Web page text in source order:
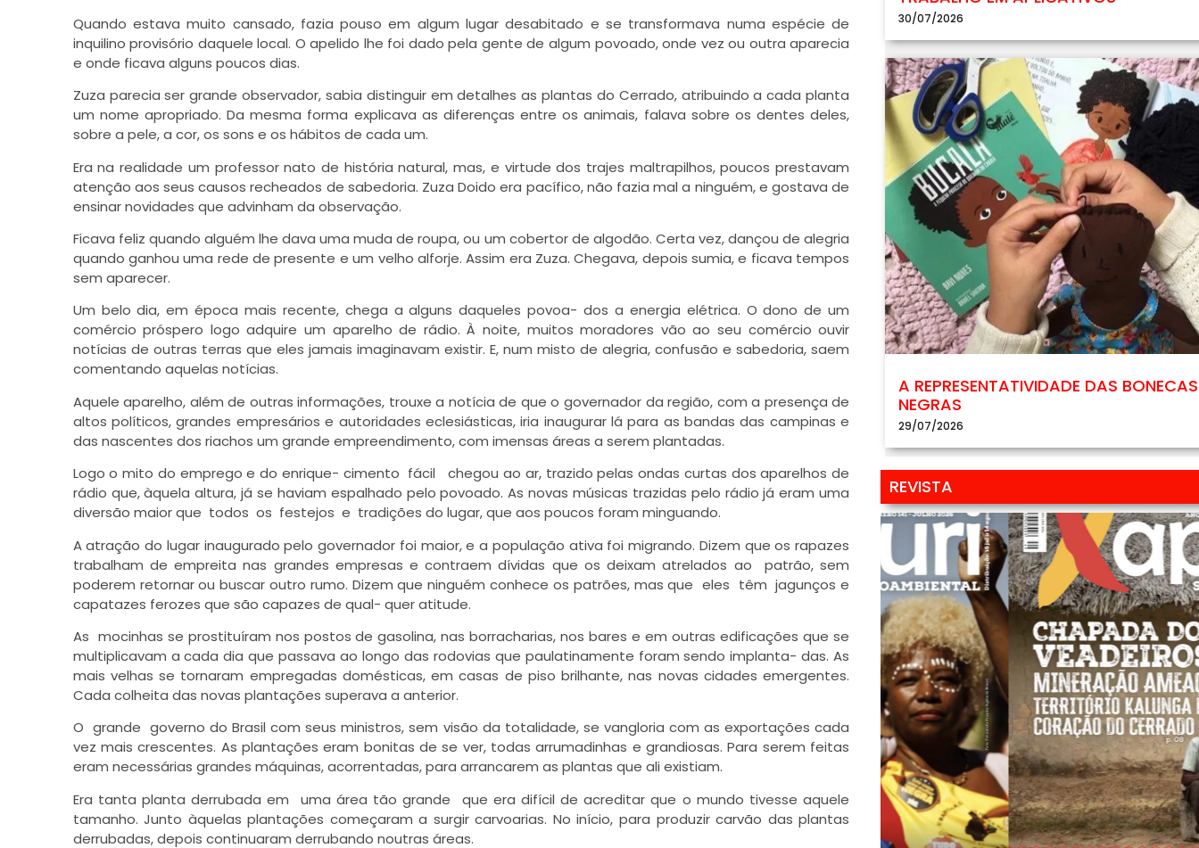
Quando estava muito cansado, fazia pouso em algum lugar desabitado e se transformava numa espécie de
inquilino provisório daquele local. O apelido lhe foi dado pela gente de algum povoado, onde vez ou outra aparecia
e onde ficava alguns poucos dias.
Zuza parecia ser grande observador, sabia distinguir em detalhes as plantas do Cerrado, atribuindo a cada planta
um nome apropriado. Da mesma forma explicava as diferenças entre os animais, falava sobre os dentes deles,
sobre a pele, a cor, os sons e os hábitos de cada um.
Era na realidade um professor nato de história natural, mas, e virtude dos trajes maltrapilhos, poucos prestavam
atenção aos seus causos recheados de sabedoria. Zuza Doido era pacífico, não fazia mal a ninguém, e gostava de
ensinar novidades que advinham da observação.
Ficava feliz quando alguém lhe dava uma muda de roupa, ou um cobertor de algodão. Certa vez, dançou de alegria
quando ganhou uma rede de presente e um velho alforje. Assim era Zuza. Chegava, depois sumia, e ficava tempos
sem aparecer.
Um belo dia, em época mais recente, chega a alguns daqueles povoa- dos a energia elétrica. O dono de um
comércio próspero logo adquire um aparelho de rádio. À noite, muitos moradores vão ao seu comércio ouvir
notícias de outras terras que eles jamais imaginavam existir. E, num misto de alegria, confusão e sabedoria, saem
comentando aquelas notícias.
Aquele aparelho, além de outras informações, trouxe a notícia de que o governador da região, com a presença de
altos políticos, grandes empresários e autoridades eclesiásticas, iria inaugurar lá para as bandas das campinas e
das nascentes dos riachos um grande empreendimento, com imensas áreas a serem plantadas.
Logo o mito do emprego e do enrique- cimento fácil chegou ao ar, trazido pelas ondas curtas dos aparelhos de
rádio que, àquela altura, já se haviam espalhado pelo povoado. As novas músicas trazidas pelo rádio já eram uma
diversão maior que todos os festejos e tradições do lugar, que aos poucos foram minguando.
A atração do lugar inaugurado pelo governador foi maior, e a população ativa foi migrando. Dizem que os rapazes
trabalham de empreita nas grandes empresas e contraem dívidas que os deixam atrelados ao patrão, sem
poderem retornar ou buscar outro rumo. Dizem que ninguém conhece os patrões, mas que eles têm jagunços e
capatazes ferozes que são capazes de qual- quer atitude.
As mocinhas se prostituíram nos postos de gasolina, nas borracharias, nos bares e em outras edificações que se
multiplicavam a cada dia que passava ao longo das rodovias que paulatinamente foram sendo implanta- das. As
mais velhas se tornaram empregadas domésticas, em casas de piso brilhante, nas novas cidades emergentes.
Cada colheita das novas plantações superava a anterior.
O grande governo do Brasil com seus ministros, sem visão da totalidade, se vangloria com as exportações cada
vez mais crescentes. As plantações eram bonitas de se ver, todas arrumadinhas e grandiosas. Para serem feitas
eram necessárias grandes máquinas, acorrentadas, para arrancarem as plantas que ali existiam.
Era tanta planta derrubada em uma área tão grande que era difícil de acreditar que o mundo tivesse aquele
tamanho. Junto àquelas plantações começaram a surgir carvoarias. No início, para produzir carvão das plantas
derrubadas, depois continuaram derrubando noutras áreas.
30/07/2026
A REPRESENTATIVIDADE DAS BONECAS
NEGRAS
29/07/2026
REVISTA